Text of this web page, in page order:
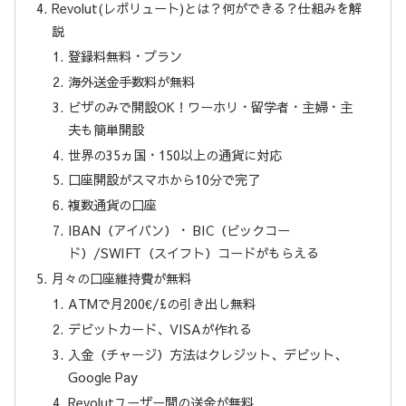
Revolut(レボリュート)とは？何ができる？仕組みを解
説
登録料無料・プラン
海外送金手数料が無料
ビザのみで開設OK！ワーホリ・留学者・主婦・主
夫も簡単開設
世界の35ヵ国・150以上の通貨に対応
口座開設がスマホから10分で完了
複数通貨の口座
IBAN（アイバン）・ BIC（ビックコー
ド）/SWIFT（スイフト）コードがもらえる
月々の口座維持費が無料
ATMで月200€/£の引き出し無料
デビットカード、VISAが作れる
入金（チャージ）方法はクレジット、デビット、
Google Pay
Revolutユーザー間の送金が無料